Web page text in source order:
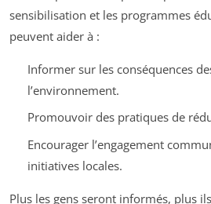
sensibilisation et les programmes
peuvent aider à :
Informer sur les conséquences
l’environnement.
Promouvoir des pratiques de
Encourager l’engagement
initiatives locales.
Plus les gens seront informés, plus